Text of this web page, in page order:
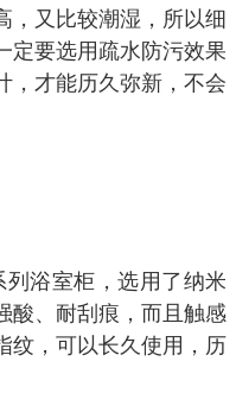
，又比较潮湿，所以细
定要选用疏水防污效果
，才能历久弥新，不会
浴室柜，选用了纳米
酸、耐刮痕，而且触感
纹，可以长久使用，历